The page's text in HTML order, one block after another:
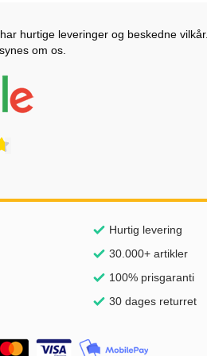
hurtige leveringer og beskedne vilkår.
om os.
4.7 Stjerne
Hurtig levering
30.000+ artikler
100% prisgaranti
30 dages returret